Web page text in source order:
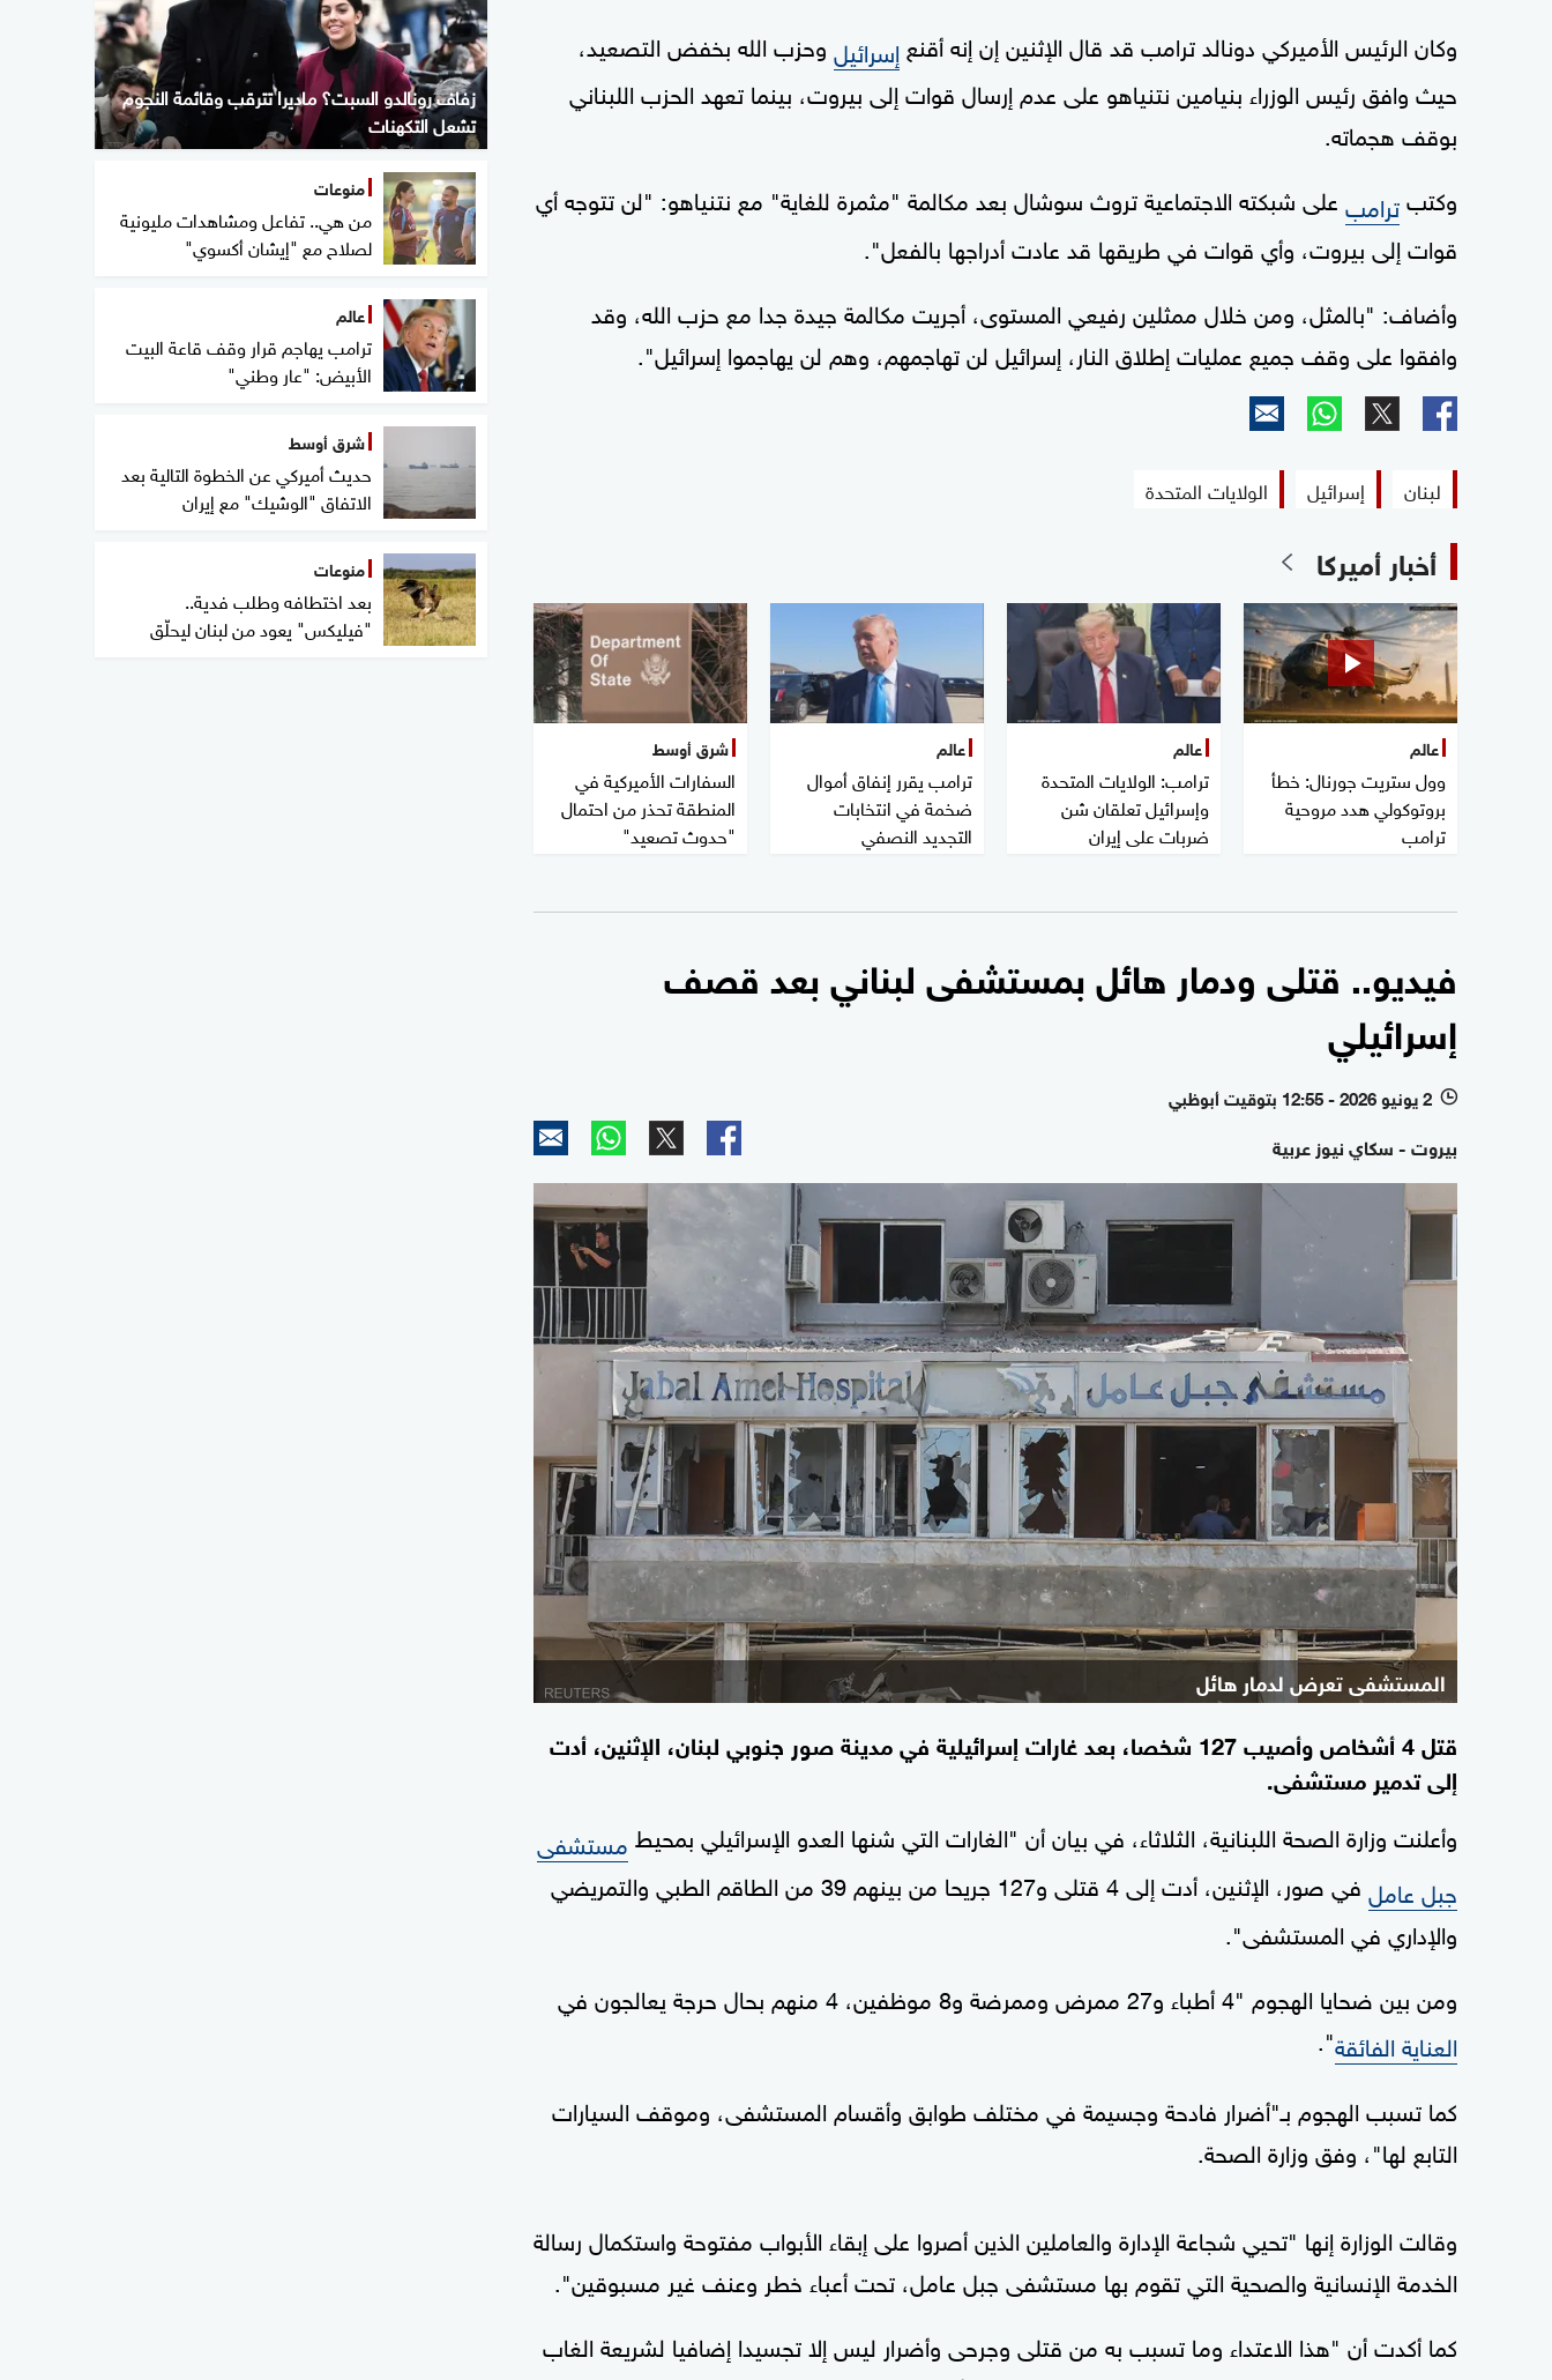
وكان الرئيس الأميركي دونالد ترامب قد قال الإثنين إن إنه أقنع إسرائيل وحزب الله بخفض التصعيد،
حيث وافق رئيس الوزراء بنيامين نتنياهو على عدم إرسال قوات إلى بيروت، بينما تعهد الحزب اللبناني
بوقف هجماته.
وكتبترامب على شبكته الاجتماعية تروث سوشال بعد مكالمة "مثمرة للغاية" مع نتنياهو: "لن تتوجه أي
قوات إلى بيروت، وأي قوات في طريقها قد عادت أدراجها بالفعل".
وأضاف: "بالمثل، ومن خلال ممثلين رفيعي المستوى، أجريت مكالمة جيدة جدا مع حزب الله، وقد
وافقوا على وقف جميع عمليات إطلاق النار، إسرائيل لن تهاجمهم، وهم لن يهاجموا إسرائيل".
لبنان إسرائيل الولايات المتحدة
أخبار أميركا
عالم
وول ستريت جورنال: خطأ
بروتوكولي هدد مروحية
ترامب
عالم
ترامب: الولايات المتحدة
وإسرائيل تعلقان شن
ضربات على إيران
عالم
ترامب يقرر إنفاق أموال
ضخمة في انتخابات
التجديد النصفي
شرق أوسط
السفارات الأميركية في
المنطقة تحذر من احتمال
"حدوث تصعيد"
فيديو.. قتلى ودمار هائل بمستشفى لبناني بعد قصف
إسرائيلي
l 2 يونيو 2026 - 12:55 بتوقيت أبوظبي
بيروت - سكاي نيوز عربية
المستشفى تعرض لدمار هائل
قتل 4 أشخاص وأصيب 127 شخصا، بعد غارات إسرائيلية في مدينة صور جنوبي لبنان، الإثنين، أدت
إلى تدمير مستشفى.
وأعلنت وزارة الصحة اللبنانية، الثلاثاء، في بيان أن "الغارات التي شنها العدو الإسرائيلي بمحيط مستشفى
جبل عامل
في صور، الإثنين، أدت إلى 4 قتلى و127 جريحا من بينهم 39 من الطاقم الطبي والتمريضي
والإداري في المستشفى".
ومن بين ضحايا الهجوم "4 أطباء و27 ممرض وممرضة و8 موظفين، 4 منهم بحال حرجة يعالجون في
العناية الفائقة".
كما تسبب الهجوم بـ"أضرار فادحة وجسيمة في مختلف طوابق وأقسام المستشفى، وموقف السيارات
التابع لها"، وفق وزارة الصحة.
وقالت الوزارة إنها "تحيي شجاعة الإدارة والعاملين الذين أصروا على إبقاء الأبواب مفتوحة واستكمال رسالة
الخدمة الإنسانية والصحية التي تقوم بها مستشفى جبل عامل، تحت أعباء خطر وعنف غير مسبوقين".
كما أكدت أن "هذا الاعتداء وما تسبب به من قتلى وجرحى وأضرار ليس إلا تجسيدا إضافيا لشريعة الغاب
زفاف رونالدو السبت؟ ماديرا تترقب وقائمة النجوم
تشعل التكهنات
منوعات
من هي.. تفاعل ومشاهدات مليونية
لصلاح مع "إيشان أكسوي"
عالم
ترامب يهاجم قرار وقف قاعة البيت
الأبيض: "عار وطني"
شرق أوسط
حديث أميركي عن الخطوة التالية بعد
الاتفاق "الوشيك" مع إيران
منوعات
بعد اختطافه وطلب فدية..
"فيليكس" يعود من لبنان ليحلّق